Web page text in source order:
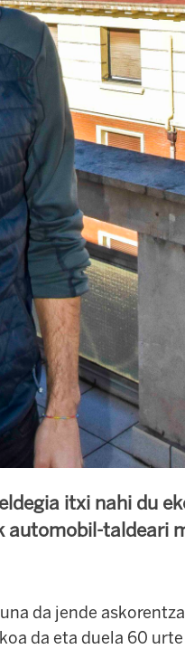
itxi nahi du
automobil-taldeari
da jende
da eta duela 60